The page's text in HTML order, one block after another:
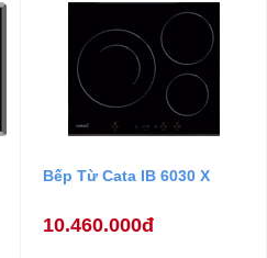
Bếp Từ Cata IB 6030 X
10.460.000đ